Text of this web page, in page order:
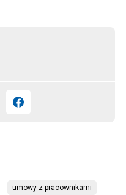
umowy z pracownikami